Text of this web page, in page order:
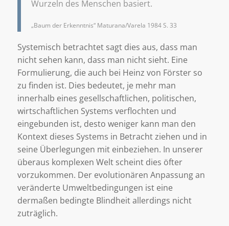
Wurzeln des Menschen basiert.
„Baum der Erkenntnis“ Maturana/Varela 1984 S. 33
Systemisch betrachtet sagt dies aus, dass man
nicht sehen kann, dass man nicht sieht. Eine
Formulierung, die auch bei Heinz von Förster so
zu finden ist. Dies bedeutet, je mehr man
innerhalb eines gesellschaftlichen, politischen,
wirtschaftlichen Systems verflochten und
eingebunden ist, desto weniger kann man den
Kontext dieses Systems in Betracht ziehen und in
seine Überlegungen mit einbeziehen. In unserer
überaus komplexen Welt scheint dies öfter
vorzukommen. Der evolutionären Anpassung an
veränderte Umweltbedingungen ist eine
dermaßen bedingte Blindheit allerdings nicht
zuträglich.